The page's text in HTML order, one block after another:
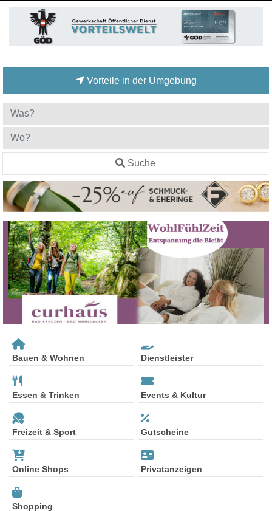
Vorteile in der Umgebung
Suche
Bauen & Wohnen Dienstleister
Essen & Trinken Events & Kultur
Freizeit & Sport Gutscheine
Online Shops Privatanzeigen
Shopping